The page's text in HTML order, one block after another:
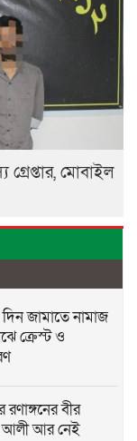
মোবাইল
জামাতে নামাজ
ক্রেস্ট ও
বীর
আলী আর নেই